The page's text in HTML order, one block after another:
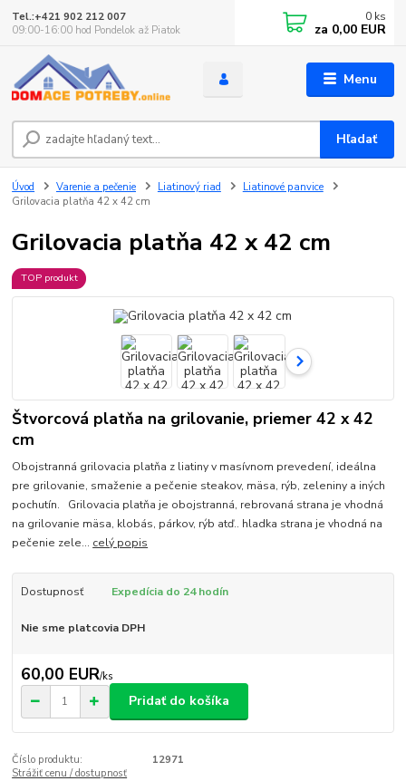
Menu
Hľadať
Tel.:+421 902 212 007
09:00-16:00 hod Pondelok až Piatok
0 ks
za 0,00 EUR
Úvod Varenie a pečenie Liatinový riad
Liatinové panvice
Grilovacia platňa 42 x 42 cm
Grilovacia platňa 42 x 42 cm
TOP produkt
Štvorcová platňa na grilovanie, priemer 42 x 42
cm
Obojstranná grilovacia platňa z liatiny v masívnom prevedení, ideálna
pre grilovanie, smaženie a pečenie steakov, mäsa, rýb, zeleniny a iných
pochutín. Grilovacia platňa je obojstranná, rebrovaná strana je vhodná
na grilovanie mäsa, klobás, párkov, rýb atď.. hladka strana je vhodná na
pečenie zele... celý popis
Dostupnosť Expedícia do 24 hodín
Nie sme platcovia DPH
60,00 EUR/ks
Pridať do košíka
Číslo produktu:
12971
Strážiť cenu / dostupnosť